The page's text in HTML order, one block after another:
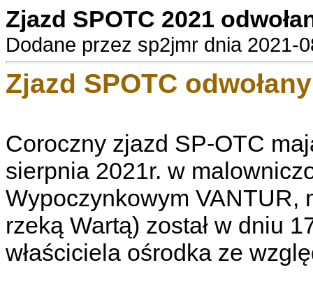
Zjazd SPOTC 2021
Dodane przez sp2jmr dnia 2021-
Zjazd SPOTC
Coroczny zjazd SP-OTC
sierpnia 2021r. w
Wypoczynkowym VANTUR,
rzeką Wartą) został w dniu
właściciela ośrodka ze